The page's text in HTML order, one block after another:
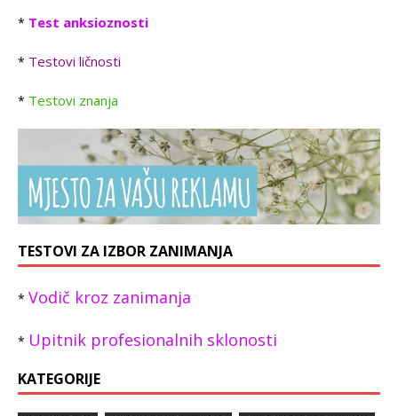
* Test anksioznosti
* Testovi ličnosti
* Testovi znanja
TESTOVI ZA IZBOR ZANIMANJA
* Vodič kroz zanimanja
* Upitnik profesionalnih sklonosti
KATEGORIJE